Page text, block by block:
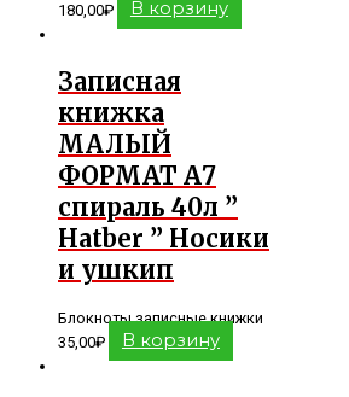
180,00₽ В корзину
Записная
книжка
МАЛЫЙ
ФОРМАТ А7
спираль 40л ”
Hatber ” Носики
и ушкип
Блокноты записные книжки
35,00₽ В корзину